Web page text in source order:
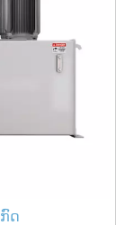
ກົດ